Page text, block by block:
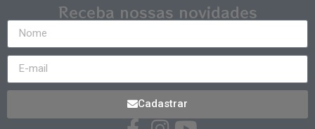
Receba nossas novidades
Cadastrar